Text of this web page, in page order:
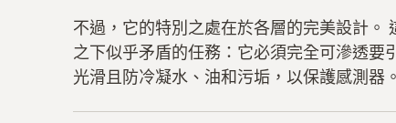
不過，它的特別之處在於各層的完美設計。
之下似乎矛盾的任務：它必須完全可滲透要
光滑且防冷凝水、油和污垢，以保護感測器。